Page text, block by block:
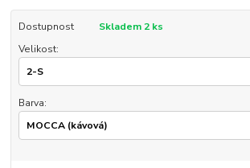
Dostupnost
Skladem 2 ks
Velikost:
Barva: